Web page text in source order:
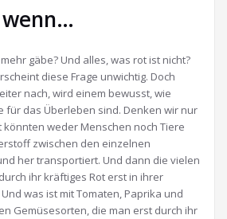
wenn…
gäbe? Und alles, was rot ist nicht?
diese Frage unwichtig. Doch
nach, wird einem bewusst, wie
für das Überleben sind. Denken wir nur
könnten weder Menschen noch Tiere
zwischen den einzelnen
her transportiert. Und dann die vielen
ihr kräftiges Rot erst in ihrer
was ist mit Tomaten, Paprika und
Gemüsesorten, die man erst durch ihr